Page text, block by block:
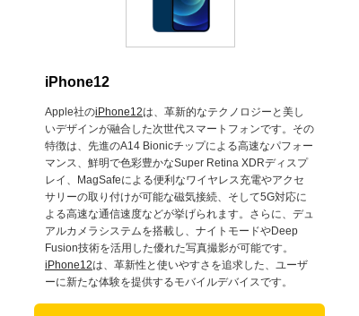
iPhone12
Apple社のiPhone12は、革新的なテクノロジーと美し
いデザインが融合した次世代スマートフォンです。その
特徴は、先進のA14 Bionicチップによる高速なパフォー
マンス、鮮明で色彩豊かなSuper Retina XDRディスプ
レイ、MagSafeによる便利なワイヤレス充電やアクセ
サリーの取り付けが可能な磁気接続、そして5G対応に
よる高速な通信速度などが挙げられます。さらに、デュ
アルカメラシステムを搭載し、ナイトモードやDeep
Fusion技術を活用した優れた写真撮影が可能です。
iPhone12は、革新性と使いやすさを追求した、ユーザ
ーに新たな体験を提供するモバイルデバイスです。